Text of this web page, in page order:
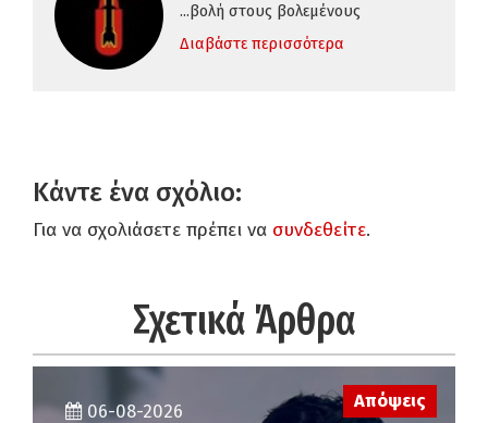
...βολή στους βολεμένους
Διαβάστε περισσότερα
Κάντε ένα σχόλιο:
Για να σχολιάσετε πρέπει να συνδεθείτε.
Σχετικά Άρθρα
Απόψεις
06-08-2026